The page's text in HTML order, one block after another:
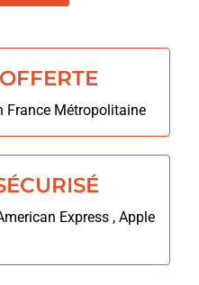
France Métropolitaine
Express , Apple